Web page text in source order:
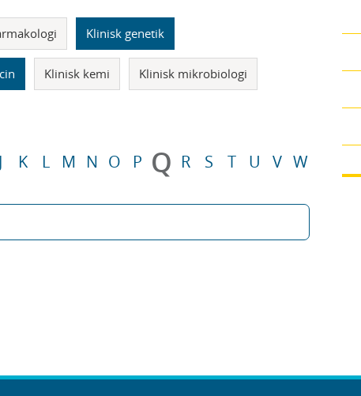
Klinisk genetik
Klinisk kemi Klinisk mikrobiologi
J K L M N O P Q R S T U V W